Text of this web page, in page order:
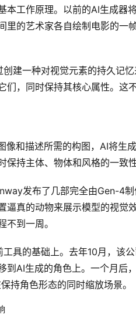
本工作原理。以前的AI生成器
里的艺术家各自绘制电影的
建一种对视觉元素的持久记
们，同时保持其核心属性。
像和描述所需的构图，AI将生
持主体、物体和风格的一致性
发布了几部完全由Gen-4
逼真的动物来展示模型的视
到一周。
具的基础上。去年10月，该
到AI生成的角色上。一个月
持角色形态的同时缩放场景。